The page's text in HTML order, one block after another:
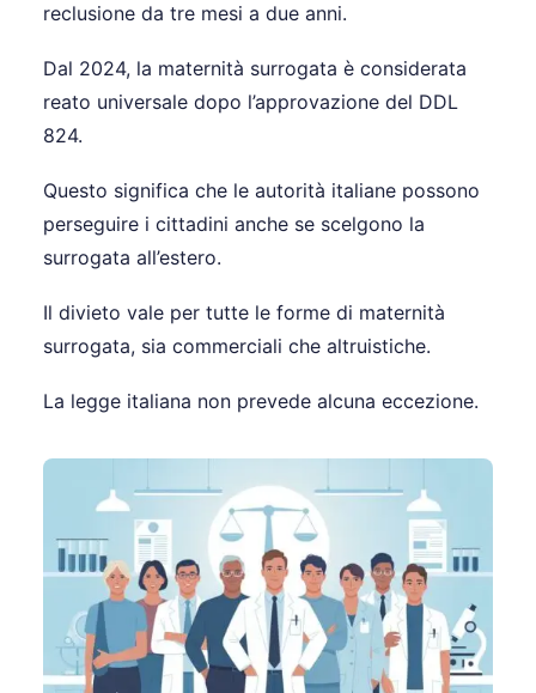
reclusione da tre mesi a due anni.
Dal 2024, la maternità surrogata è considerata
reato universale dopo l’approvazione del DDL
824.
Questo significa che le autorità italiane possono
perseguire i cittadini anche se scelgono la
surrogata all’estero.
Il divieto vale per tutte le forme di maternità
surrogata, sia commerciali che altruistiche.
La legge italiana non prevede alcuna eccezione.